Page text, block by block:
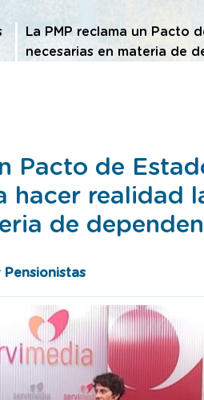
La PMP reclama un Pacto
necesarias en materia de
Pacto de
hacer realidad
de
Pensionistas